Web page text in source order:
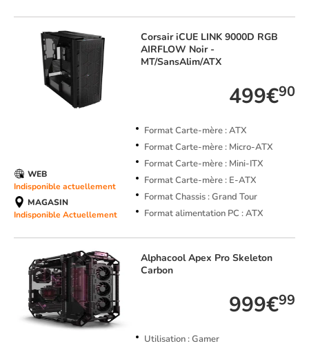
CorsairiCUE LINK 9000D RGB
AIRFLOW Noir -
MT/SansAlim/ATX
499€90
Format Carte-mère : ATX
Format Carte-mère : Micro-ATX
Format Carte-mère : Mini-ITX
Format Carte-mère : E-ATX
Format Chassis : Grand Tour
Format alimentation PC : ATX
WEB
Indisponible actuellement
MAGASIN
Indisponible Actuellement
AlphacoolApex Pro Skeleton
Carbon
999€99
Utilisation : Gamer